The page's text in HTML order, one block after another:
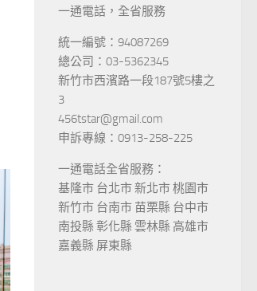
一通電話，全省服務
統一編號：94087269
總公司：03-5362345
新竹市西濱路一段187號5樓之
3
456tstar@gmail.com
申訴專線：0913-258-225
一通電話全省服務：
基隆市 台北市 新北市 桃園市
新竹市 台南市 苗栗縣 台中市
南投縣 彰化縣 雲林縣 高雄市
嘉義縣 屏東縣